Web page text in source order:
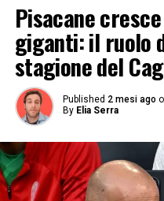
Pisacane
giganti: il ruolo
stagione del
Published 2 mesi ago
By Elia Serra